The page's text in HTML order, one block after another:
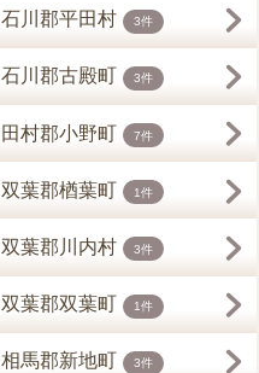
石川郡平田村 3件
石川郡古殿町 3件
田村郡小野町 7件
双葉郡楢葉町 1件
双葉郡川内村 3件
双葉郡双葉町 1件
相馬郡新地町 3件